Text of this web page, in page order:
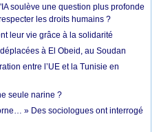
soulève une question plus profonde
les droits humains ?
leur vie grâce à la solidarité
à El Obeid, au Soudan
entre l’UE et la Tunisie en
seule narine ?
» Des sociologues ont interrogé